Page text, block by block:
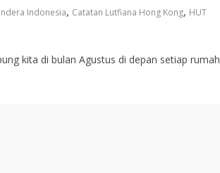
Indonesia, Catatan Lutfiana Hong Kong, HUT
kita di bulan Agustus di depan setiap rumah